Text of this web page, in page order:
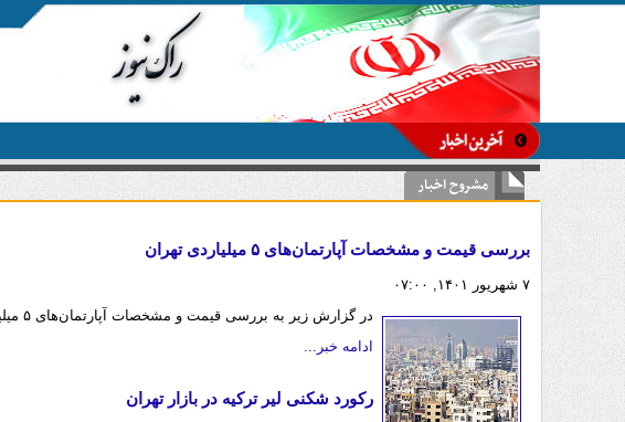
مشروح اخبار
بررسی قیمت و مشخصات آپارتمان‌های ۵ میلیاردی تهران
۷ شهریور ۱۴۰۱, ۰۷:۰۰
در گزارش زیر به بررسی قیمت و مشخصات آپارتمان‌های ۵ میلیاردی تهران خواهیم‌ پرداخت.
ادامه خبر...
رکورد شکنی لیر ترکیه در بازار تهران